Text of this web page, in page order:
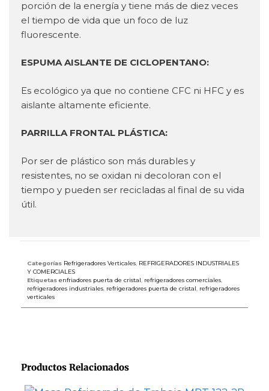
porción de la energía y tiene más de diez veces
el tiempo de vida que un foco de luz
fluorescente.
ESPUMA AISLANTE DE CICLOPENTANO:
Es ecológico ya que no contiene CFC ni HFC y es
aislante altamente eficiente.
PARRILLA FRONTAL PLÁSTICA:
Por ser de plástico son más durables y
resistentes, no se oxidan ni decoloran con el
tiempo y pueden ser recicladas al final de su vida
útil.
Categorías Refrigeradores Verticales, REFRIGERADORES INDUSTRIALES
Y COMERCIALES
Etiquetas enfriadores puerta de cristal , refrigeradores comerciales,
refrigeradores industriales, refrigeradores puerta de cristal , refrigeradores
verticales
Productos Relacionados